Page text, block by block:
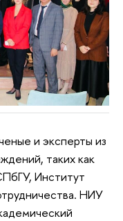
и эксперты из
таких как
Институт
НИУ